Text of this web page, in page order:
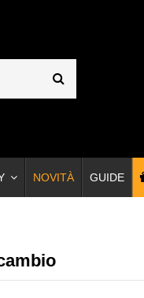
NOVITÀ GUIDE